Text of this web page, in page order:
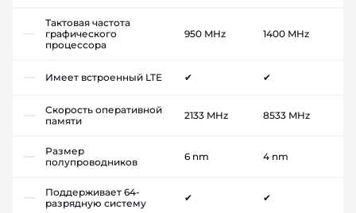
Тактовая частота
графического
процессора
950 MHz 1400 MHz
Имеет встроенный LTE ✔ ✔
Скорость оперативной
памяти
2133 MHz 8533 MHz
Размер
полупроводников
6 nm 4 nm
Поддерживает 64-
разрядную систему
✔ ✔